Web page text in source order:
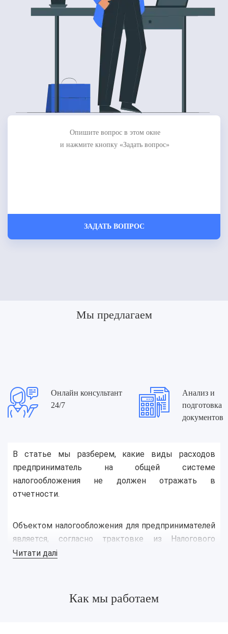
Мы предлагаем
Онлайн консультант
24/7
Анализ и
подготовка
документов
В статье мы разберем, какие виды расходов
предприниматель на общей системе
налогообложения не должен отражать в
отчетности.
Объектом налогообложения для предпринимателей
является, согласно трактовке из Налогового
кодекса Украины, чистый доход. То есть — разница
должны относиться к хозяйственной деятельности
предпринимателя.
Читати далі
Как мы работаем